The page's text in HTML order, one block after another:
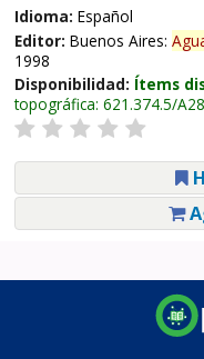
Idioma: Español
Editor: Buenos Aires:
1998
Disponibilidad: Ítems
topográfica: 621.374.5/